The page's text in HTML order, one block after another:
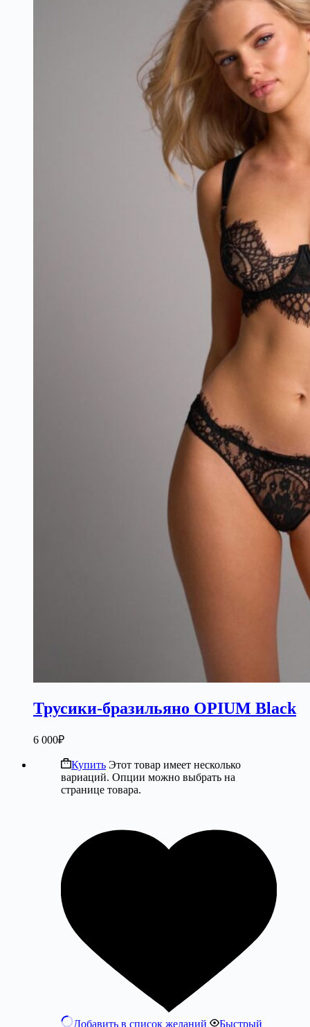
Трусики-бразильяно OPIUM Black
6 000₽
Купить Этот товар имеет несколько
вариаций. Опции можно выбрать на
странице товара.
Добавить в список желаний Быстрый